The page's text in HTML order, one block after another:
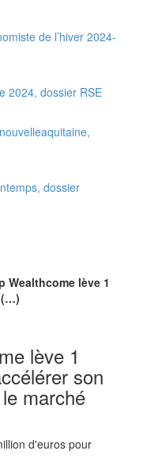
Wealthcome lève 1
(…)
lève 1
son
marché